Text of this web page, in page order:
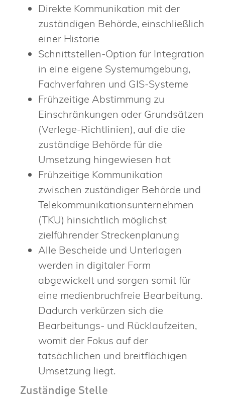
Direkte Kommunikation mit der
zuständigen Behörde, einschließlich
einer Historie
Schnittstellen-Option für Integration
in eine eigene Systemumgebung,
Fachverfahren und GIS-Systeme
Frühzeitige Abstimmung zu
Einschränkungen oder Grundsätzen
(Verlege-Richtlinien), auf die die
zuständige Behörde für die
Umsetzung hingewiesen hat
Frühzeitige Kommunikation
zwischen zuständiger Behörde und
Telekommunikationsunternehmen
(TKU) hinsichtlich möglichst
zielführender Streckenplanung
Alle Bescheide und Unterlagen
werden in digitaler Form
abgewickelt und sorgen somit für
eine medienbruchfreie Bearbeitung.
Dadurch verkürzen sich die
Bearbeitungs- und Rücklaufzeiten,
womit der Fokus auf der
tatsächlichen und breitflächigen
Umsetzung liegt.
Zuständige Stelle